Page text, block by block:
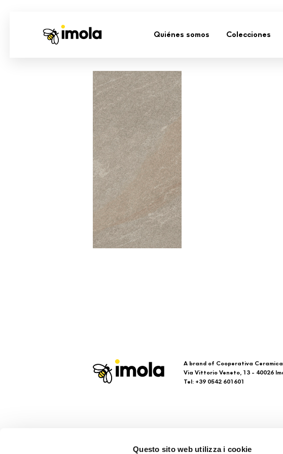
Questo sito web utilizza i cookie
Quiénes somos Colecciones
A brand of Cooperativa Ceramica
Via Vittorio Veneto, 13 - 40026
Tel: +39 0542 601601